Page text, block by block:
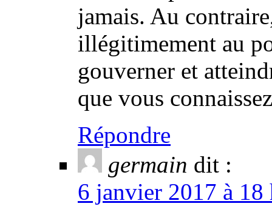
jamais. Au
illégitimement au
gouverner et
que vous
Répondre
germain dit :
6 janvier 2017 à